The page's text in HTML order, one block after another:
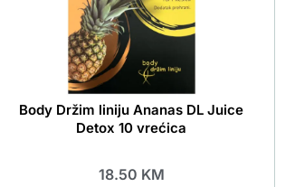
Body Držim liniju Ananas DL Juice
Detox 10 vrećica
18.50 KM